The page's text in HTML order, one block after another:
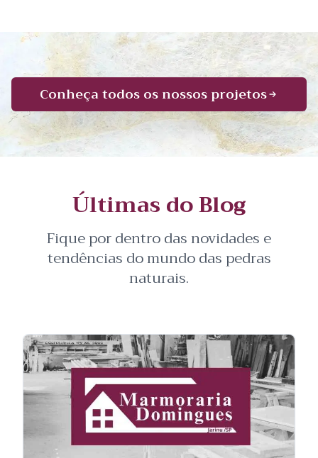
Conheça todos os nossos projetos
Últimas do Blog
Fique por dentro das novidades e
tendências do mundo das pedras
naturais.